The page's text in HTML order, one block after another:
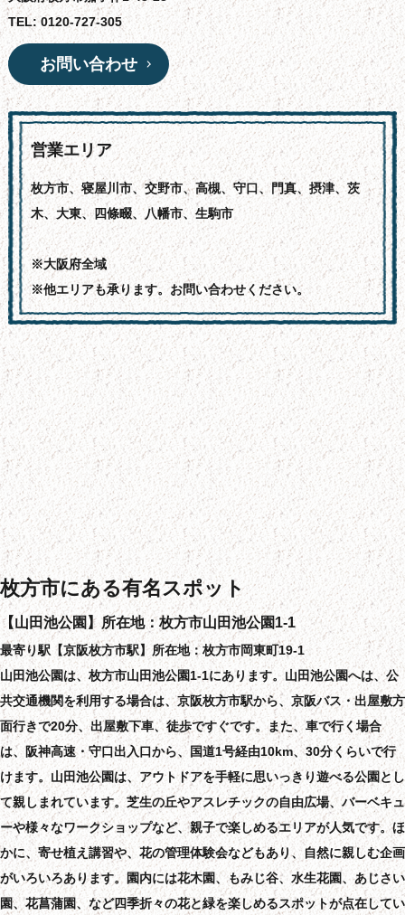
TEL: 0120-727-305
お問い合わせ
営業エリア
枚方市、寝屋川市、交野市、高槻、守口、門真、摂津、茨
木、大東、四條畷、八幡市、生駒市
※大阪府全域
※他エリアも承ります。お問い合わせください。
枚方市にある有名スポット
【山田池公園】所在地：枚方市山田池公園1-1
最寄り駅【京阪枚方市駅】所在地：枚方市岡東町19-1
山田池公園は、枚方市山田池公園1-1にあります。山田池公園へは、公
共交通機関を利用する場合は、京阪枚方市駅から、京阪バス・出屋敷方
面行きで20分、出屋敷下車、徒歩ですぐです。また、車で行く場合
は、阪神高速・守口出入口から、国道1号経由10km、30分くらいで行
けます。山田池公園は、アウトドアを手軽に思いっきり遊べる公園とし
て親しまれています。芝生の丘やアスレチックの自由広場、バーベキュ
ーや様々なワークショップなど、親子で楽しめるエリアが人気です。ほ
かに、寄せ植え講習や、花の管理体験会などもあり、自然に親しむ企画
がいろいろあります。園内には花木園、もみじ谷、水生花園、あじさい
園、花菖蒲園、など四季折々の花と緑を楽しめるスポットが点在してい